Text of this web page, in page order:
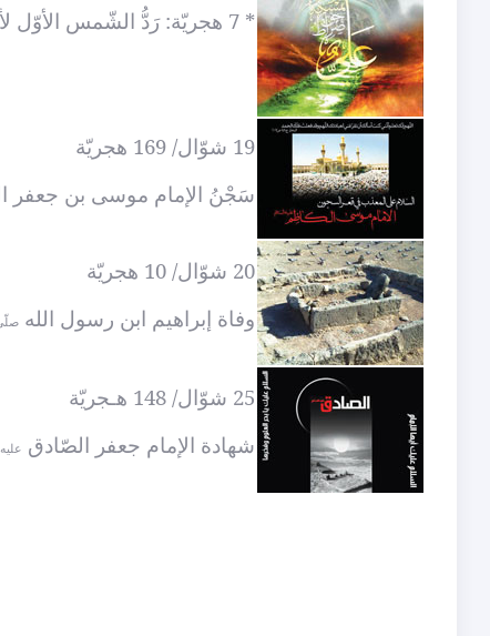
* 7 هجريّة: رَدُّ الشّمس الأوّل لأمير المؤمنين
19 شوّال/ 169 هجريّة
سَجْنُ الإمام موسى بن جعفر
20 شوّال/ 10 هجريّة
وفاة إبراهيم ابن رسول الله
25 شوّال/ 148 هـجريّة
شهادة الإمام جعفر الصّادق